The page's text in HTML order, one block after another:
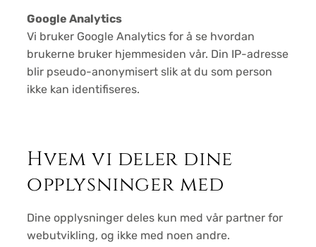
Google Analytics
Vi bruker Google Analytics for å se hvordan
brukerne bruker hjemmesiden vår. Din IP-adresse
blir pseudo-anonymisert slik at du som person
ikke kan identifiseres.
Hvem vi deler dine
opplysninger med
Dine opplysninger deles kun med vår partner for
webutvikling, og ikke med noen andre.